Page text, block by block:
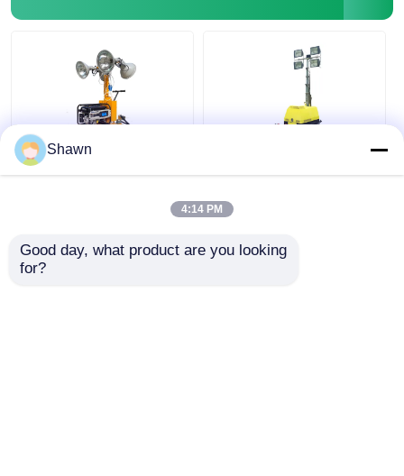
2kw Generator
Bestpreis
5KW Dieselgenerator
Fahrzeug Leuchtturm
Bestpreis
Shawn
4:14 PM
Good day, what product are you looking
for?